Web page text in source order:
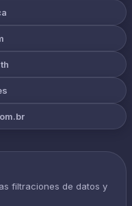
filtraciones de datos y